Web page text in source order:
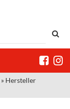
» Hersteller